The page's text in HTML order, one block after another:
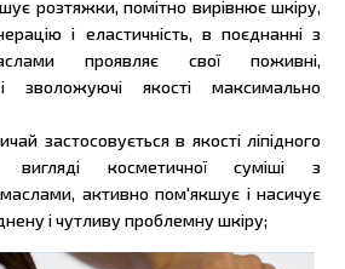
розтяжки, помітно вирівнює шкіру,
і еластичність, в поєднанні з
проявляє свої поживні,
і зволожуючі якості максимально
застосовується в якості ліпідного
косметичної суміші з
активно пом'якшує і насичує
і чутливу проблемну шкіру;